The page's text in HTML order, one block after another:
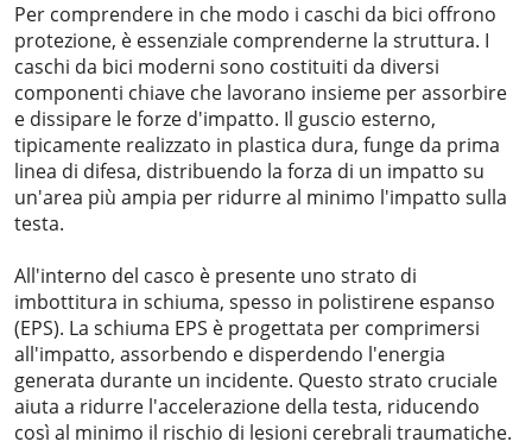
Per comprendere in che modo i caschi da bici offrono
protezione, è essenziale comprenderne la struttura. I
caschi da bici moderni sono costituiti da diversi
componenti chiave che lavorano insieme per assorbire
e dissipare le forze d'impatto. Il guscio esterno,
tipicamente realizzato in plastica dura, funge da prima
linea di difesa, distribuendo la forza di un impatto su
un'area più ampia per ridurre al minimo l'impatto sulla
testa.
All'interno del casco è presente uno strato di
imbottitura in schiuma, spesso in polistirene espanso
(EPS). La schiuma EPS è progettata per comprimersi
all'impatto, assorbendo e disperdendo l'energia
generata durante un incidente. Questo strato cruciale
aiuta a ridurre l'accelerazione della testa, riducendo
così al minimo il rischio di lesioni cerebrali traumatiche.